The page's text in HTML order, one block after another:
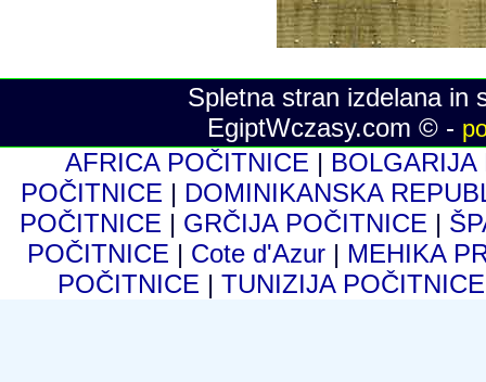
Spletna stran izdelana in
EgiptWczasy.com © -
AFRICA POČITNICE |
POČITNICE | DOMINIKANSKA
POČITNICE | GRČIJA POČITNICE |
POČITNICE | Cote d'Azur | MEHIKA
POČITNICE |TUNIZIJA